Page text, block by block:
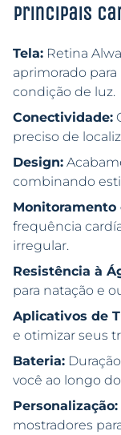
Principais
Tela: Retina
aprimorado
condição de luz.
Conectividade:
preciso de
Design:
combinando
Monitoramento
frequência
irregular.
Resistência à
para natação e
Aplicativos de
e otimizar seus
Bateria:
você ao longo
Personalização:
mostradores